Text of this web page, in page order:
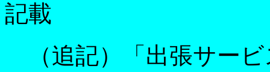
記載
（追記）「出張サービ